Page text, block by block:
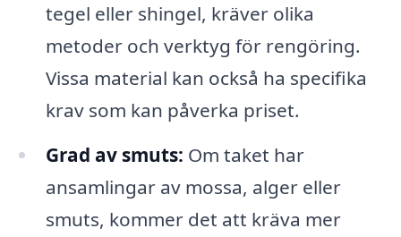
tegel eller shingel, kräver olika
metoder och verktyg för rengöring.
Vissa material kan också ha specifika
krav som kan påverka priset.
Grad av smuts: Om taket har
ansamlingar av mossa, alger eller
smuts, kommer det att kräva mer